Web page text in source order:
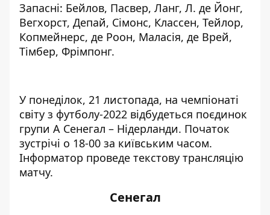
Запасні: Бейлов, Пасвер, Ланг, Л. де Йонг,
Вегхорст, Депай, Сімонс, Классен, Тейлор,
Копмейнерс, де Роон, Маласія, де Врей,
Тімбер, Фрімпонг.
У понеділок, 21 листопада, на чемпіонаті
світу з футболу-2022 відбудеться поєдинок
групи А Сенегал – Нідерланди. Початок
зустрічі о 18-00 за київським часом.
Інформатор проведе текстову трансляцію
матчу.
Сенегал